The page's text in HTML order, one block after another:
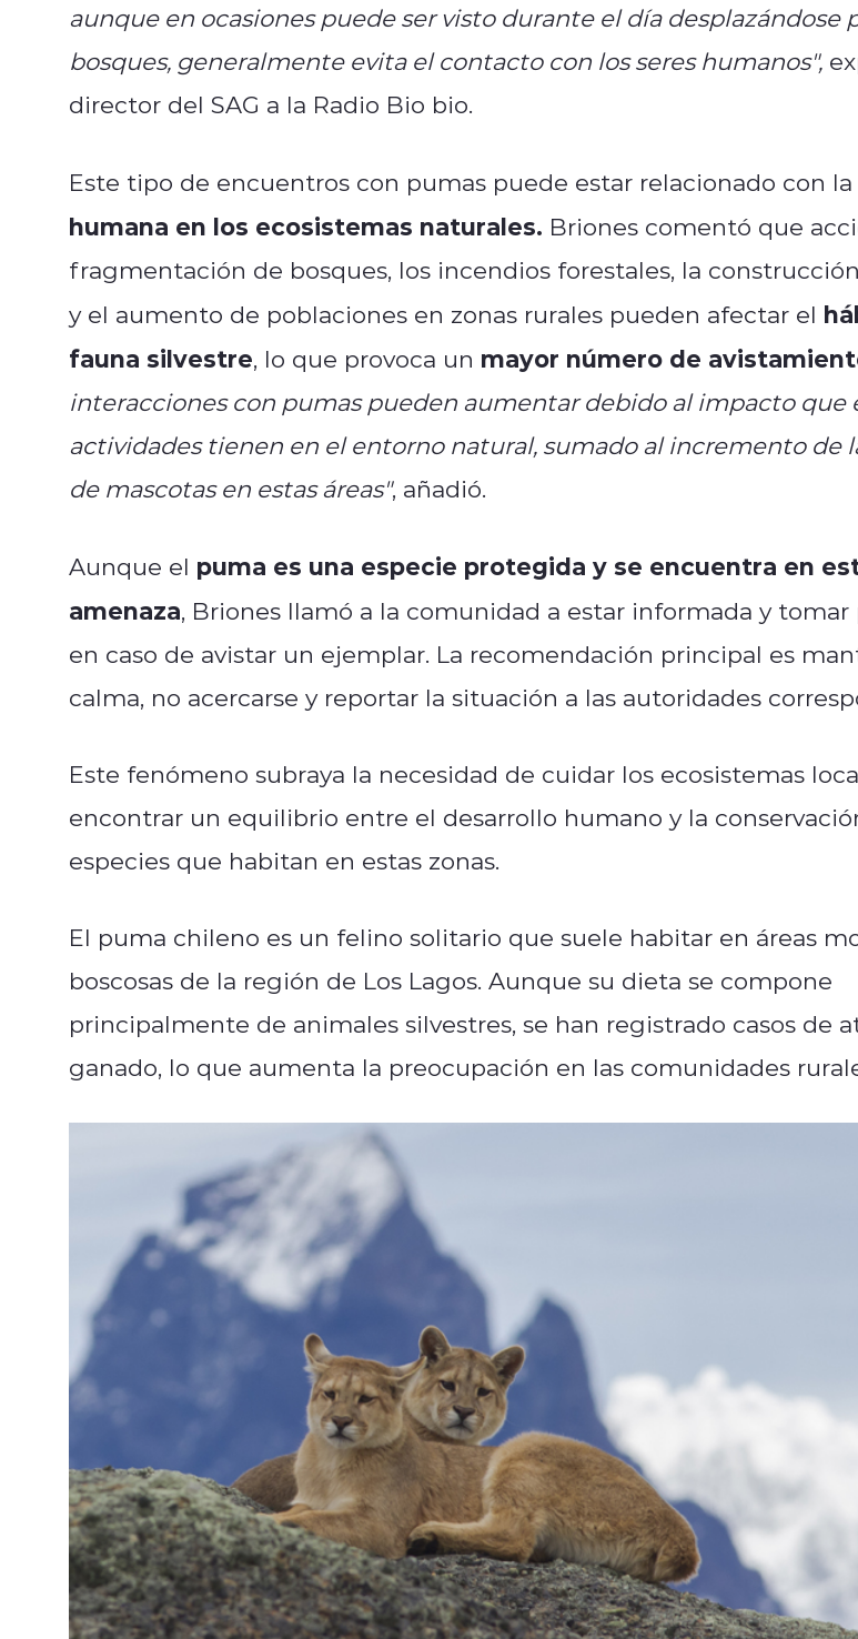
aunque en ocasiones puede ser visto durante el día desplazándose
bosques, generalmente evita el contacto con los seres humanos",
director del SAG a la Radio Bio bio.
Este tipo de encuentros con pumas puede estar relacionado con la
humana en los ecosistemas naturales. Briones comentó que
fragmentación de bosques, los incendios forestales, la
y el aumento de poblaciones en zonas rurales pueden afectar el
fauna silvestre, lo que provoca un mayor número de
interacciones con pumas pueden aumentar debido al impacto que
actividades tienen en el entorno natural, sumado al incremento de
de mascotas en estas áreas", añadió.
Aunque el puma es una especie protegida y se encuentra en
amenaza, Briones llamó a la comunidad a estar informada y tomar
en caso de avistar un ejemplar. La recomendación principal es
calma, no acercarse y reportar la situación a las autoridades
Este fenómeno subraya la necesidad de cuidar los ecosistemas
encontrar un equilibrio entre el desarrollo humano y la
especies que habitan en estas zonas.
El puma chileno es un felino solitario que suele habitar en áreas
boscosas de la región de Los Lagos. Aunque su dieta se compone
principalmente de animales silvestres, se han registrado casos de
ganado, lo que aumenta la preocupación en las comunidades